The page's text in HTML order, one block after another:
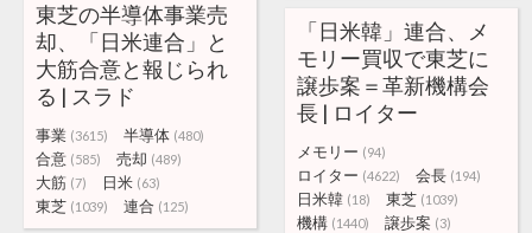
東芝の半導体事業売
却、「日米連合」と
大筋合意と報じられ
る | スラド
事業 (3615) 半導体 (480)
合意 (585) 売却 (489)
大筋 (7) 日米 (63)
東芝 (1039) 連合 (125)
「日米韓」連合、メ
モリー買収で東芝に
譲歩案＝革新機構会
長 | ロイター
メモリー (94)
ロイター (4622) 会長 (194)
日米韓 (18) 東芝 (1039)
機構 (1440) 譲歩案 (3)